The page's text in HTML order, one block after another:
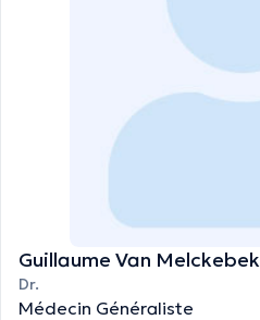
Guillaume Van
Dr.
Médecin Généraliste